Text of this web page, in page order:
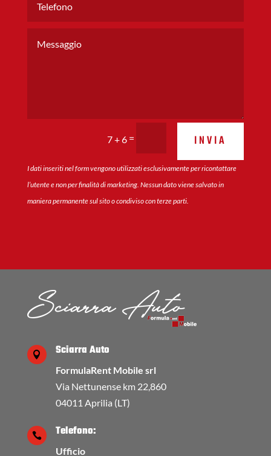
7 + 6 = INVIA
I dati inseriti nel form vengono utilizzati esclusivamente per ricontattare
l’utente e non per finalità di marketing. Nessun dato viene salvato in
maniera permanente sul sito o condiviso con terze parti.
 Sciarra Auto
FormulaRent Mobile srl
Via Nettunense km 22,860
04011 Aprilia (LT)
 Telefono:
Ufficio